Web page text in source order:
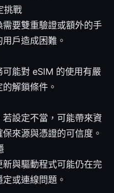
挑戰
要雙重驗證或額外的手
戶造成困難。
能對 eSIM 的使用有嚴
解鎖條件。
設定不當，可能帶來資
來源與憑證的可信度。
與驅動程式可能仍在完
或連線問題。